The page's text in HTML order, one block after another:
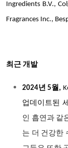
Ingredients B.V.,
Fragrances Inc.,
최근 개발
2024년 5월,
업데이트된
인 흡연과 같
는 더 건강한